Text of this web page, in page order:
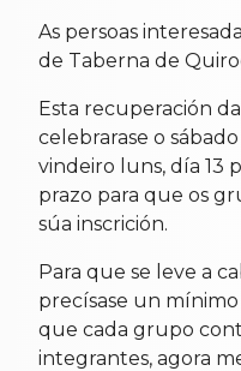
As persoas
de Taberna de
Esta recuperación
celebrarase o
vindeiro luns, día 13
prazo para que os
súa inscrición.
Para que se leve a
precísase un mínimo
que cada grupo
integrantes, agora